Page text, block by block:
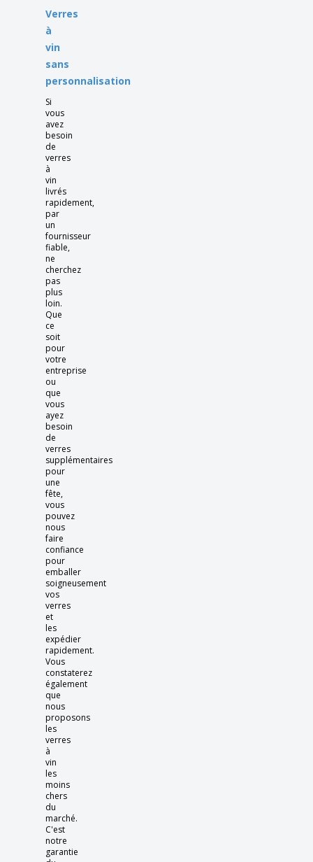
Verres
à
vin
sans
personnalisation
Si
vous
avez
besoin
de
verres
à
vin
livrés
rapidement,
par
un
fournisseur
fiable,
ne
cherchez
pas
plus
loin.
Que
ce
soit
pour
votre
entreprise
ou
que
vous
ayez
besoin
de
verres
supplémentaires
pour
une
fête,
vous
pouvez
nous
faire
confiance
pour
emballer
soigneusement
vos
verres
et
les
expédier
rapidement.
Vous
constaterez
également
que
nous
proposons
les
verres
à
vin
les
moins
chers
du
marché.
C'est
notre
garantie